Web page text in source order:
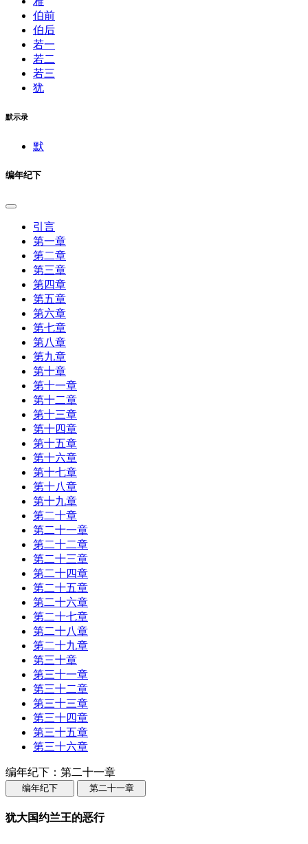
伯前
伯后
若一
若二
若三
犹
默示录
默
编年纪下
引言
第一章
第二章
第三章
第四章
第五章
第六章
第七章
第八章
第九章
第十章
第十一章
第十二章
第十三章
第十四章
第十五章
第十六章
第十七章
第十八章
第十九章
第二十章
第二十一章
第二十二章
第二十三章
第二十四章
第二十五章
第二十六章
第二十七章
第二十八章
第二十九章
第三十章
第三十一章
第三十二章
第三十三章
第三十四章
第三十五章
第三十六章
编年纪下：第二十一章
编年纪下 第二十一章
犹大国约兰王的恶行